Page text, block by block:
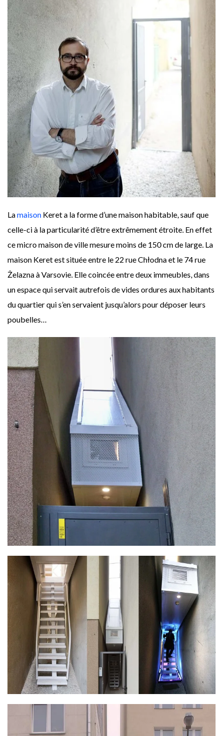
Lamaison Keret a la forme d’une maison habitable, sauf que
celle-ci à la particularité d’être extrêmement étroite. En effet
ce micro maison de ville mesure moins de 150 cm de large. La
maison Keret est située entre le 22 rue Chłodna et le 74 rue
Żelazna à Varsovie. Elle coincée entre deux immeubles, dans
un espace qui servait autrefois de vides ordures aux habitants
du quartier qui s’en servaient jusqu’alors pour déposer leurs
poubelles…